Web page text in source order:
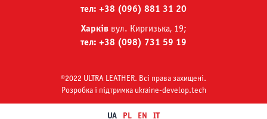
UA PL EN IT
тел: +38 (096) 881 31 20
Харківвул. Киргизька, 19;
тел: +38 (098) 731 59 19
©2022 ULTRA LEATHER. Всі права захищені.
Розробка i пiдтримка ukraine-develop.tech